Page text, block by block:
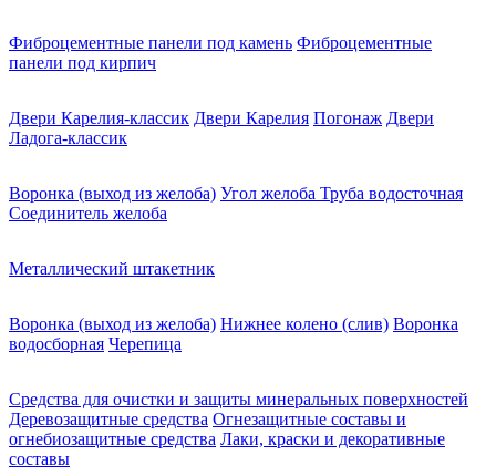
Фиброцементные панели под камень Фиброцементные
панели под кирпич
Двери Карелия-классик Двери Карелия Погонаж Двери
Ладога-классик
Воронка (выход из желоба) Угол желоба Труба водосточная
Соединитель желоба
Металлический штакетник
Воронка (выход из желоба) Нижнее колено (слив) Воронка
водосборная Черепица
Средства для очистки и защиты минеральных поверхностей
Деревозащитные средства Огнезащитные составы и
огнебиозащитные средства Лаки, краски и декоративные
составы